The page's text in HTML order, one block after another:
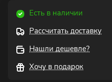
Есть в наличии
Рассчитать доставку
Нашли дешевле?
Хочу в подарок